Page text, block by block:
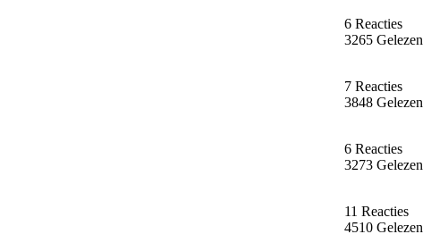
6 Reacties
3265 Gelezen
7 Reacties
3848 Gelezen
6 Reacties
3273 Gelezen
11 Reacties
4510 Gelezen